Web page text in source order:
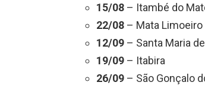
15/08 – Itambé do
22/08 – Mata Limoeiro
12/09 – Santa Maria
19/09 – Itabira
26/09 – São Gonçalo